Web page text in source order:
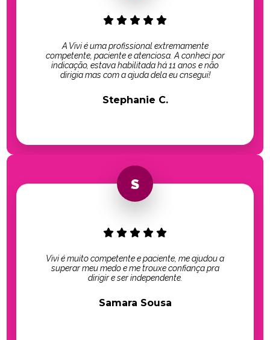
A Vivi é uma profissional extremamente
competente, paciente e atenciosa. A conheci por
indicação, estava habilitada há 11 anos e não
dirigia mas com a ajuda dela eu cnsegui!
Stephanie C.
Vivi é muito competente e paciente, me ajudou a
superar meu medo e me trouxe confiança pra
dirigir e ser independente.
Samara Sousa